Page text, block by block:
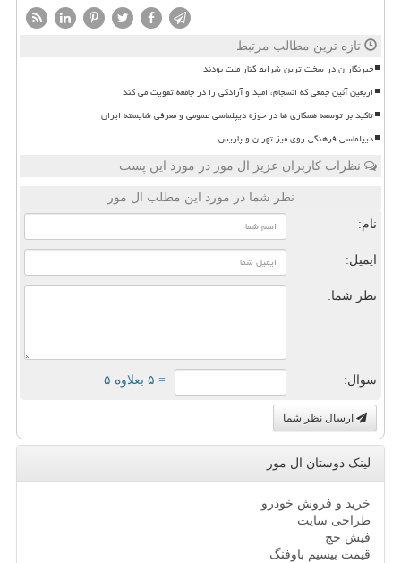
تازه ترین مطالب مرتبط
خبرنگاران در سخت ترین شرایط کنار ملت بودند
اربعین آئین جمعی که انسجام، امید و آزادگی را در جامعه تقویت می کند
تاکید بر توسعه همکاری ها در حوزه دیپلماسی عمومی و معرفی شایسته ایران
دیپلماسی فرهنگی روی میز تهران و پاریس
نظرات کاربران عزیز ال مور در مورد این پست
نظر شما در مورد این مطلب ال مور
نام:
ایمیل:
نظر شما:
سوال: = ۵ بعلاوه ۵
ارسال نظر شما
لینک دوستان ال مور
خرید و فروش خودرو
طراحی سایت
فیش حج
قیمت بیسیم باوفنگ